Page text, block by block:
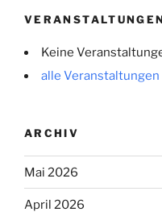
VERANSTALTUNGEN
Keine
alle Veranstaltungen
ARCHIV
Mai 2026
April 2026